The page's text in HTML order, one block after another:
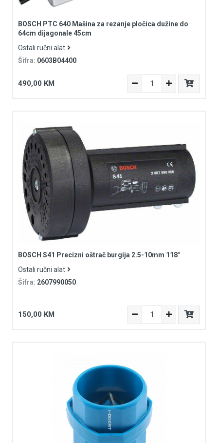
BOSCH PTC 640 Mašina za rezanje pločica dužine do
64cm dijagonale 45cm
Ostali ručni alat
Šifra: 0603B04400
490,00 KM
BOSCH S41 Precizni oštrač burgija 2.5-10mm 118°
Ostali ručni alat
Šifra: 2607990050
150,00 KM